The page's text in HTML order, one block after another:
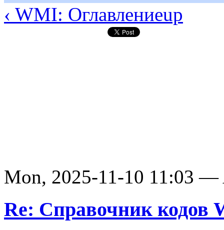
‹ WMI: Оглавлениеup
Mon, 2025-11-10 11:03 —
Re: Справочник кодов